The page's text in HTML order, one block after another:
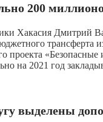
200
Хакасия Дмитрий
трансферта
проекта
на 2021 год
выделены